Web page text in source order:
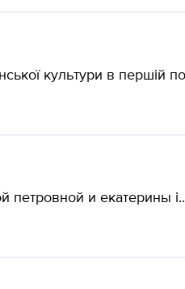
культури в першій
петровной и екатерины